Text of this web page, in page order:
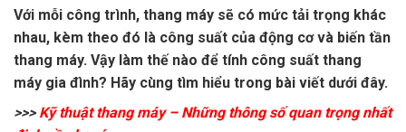
Với mỗi công trình, thang máy sẽ có mức tải trọng khác
nhau, kèm theo đó là công suất của động cơ và biến tần
thang máy. Vậy làm thế nào để tính công suất thang
máy gia đình? Hãy cùng tìm hiểu trong bài viết dưới đây.
>>> Kỹ thuật thang máy – Những thông số quan trọng nhất